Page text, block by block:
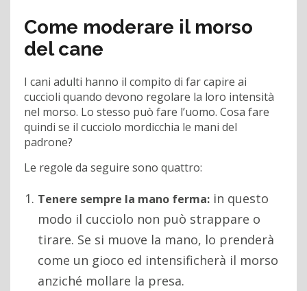
Come moderare il morso
del cane
I cani adulti hanno il compito di far capire ai
cuccioli quando devono regolare la loro intensità
nel morso. Lo stesso può fare l’uomo. Cosa fare
quindi se il cucciolo mordicchia le mani del
padrone?
Le regole da seguire sono quattro:
Tenere sempre la mano ferma: in questo
modo il cucciolo non può strappare o
tirare. Se si muove la mano, lo prenderà
come un gioco ed intensificherà il morso
anziché mollare la presa.